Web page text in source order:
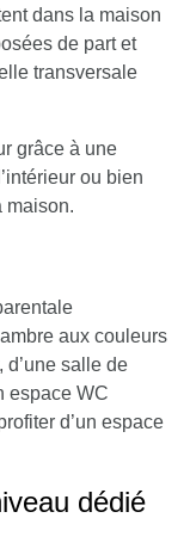
dans la maison
de part et
transversale
grâce à une
ou bien
maison.
aux couleurs
d’une salle de
espace WC
d’un espace
dédié